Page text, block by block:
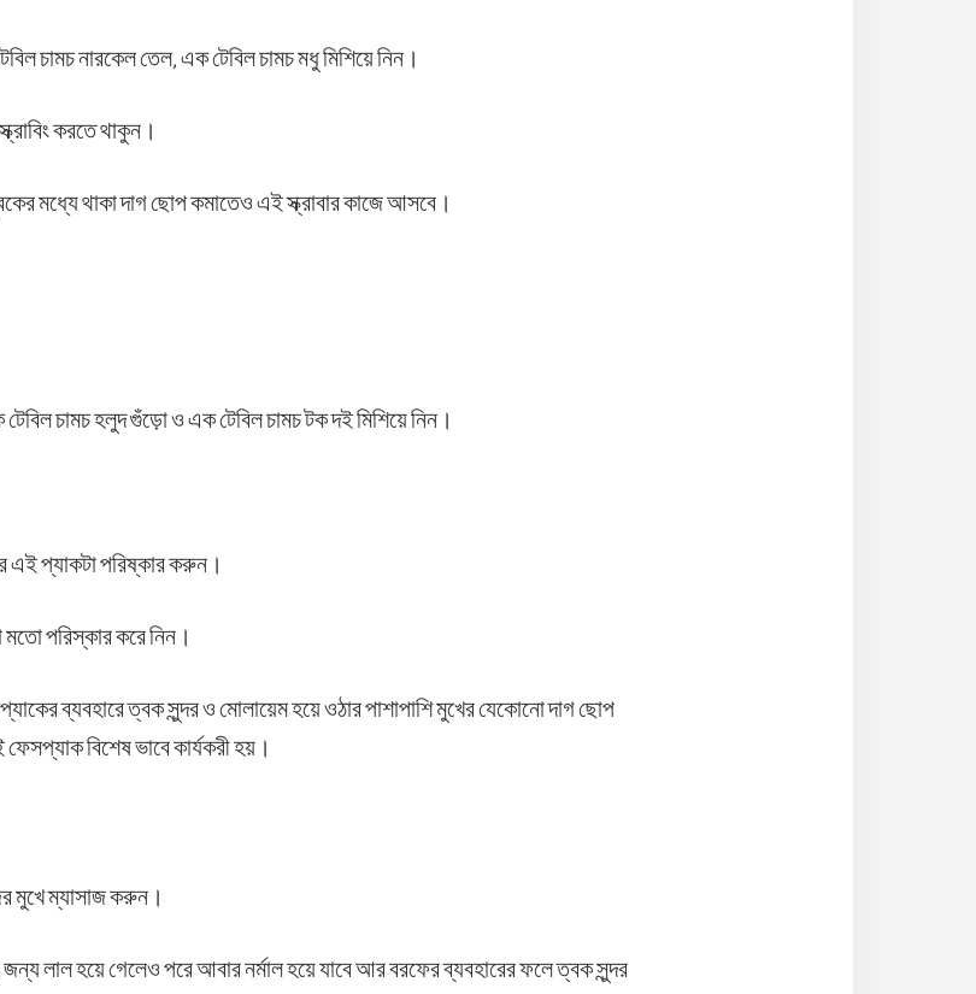
চামচ নারকেল তেল, এক টেবিল চামচ মধু মিশিয়ে নিন।
করতে থাকুন।
মধ্যে থাকা দাগ ছোপ কমাতেও এই স্ক্রাবার কাজে আসবে।
চামচ হলুদ গুঁড়ো ও এক টেবিল চামচ টক দই মিশিয়ে নিন।
এই প্যাকটা পরিষ্কার করুন।
পরিস্কার করে নিন।
ব্যবহারে ত্বক সুন্দর ও মোলায়েম হয়ে ওঠার পাশাপাশি মুখের যেকোনো দাগ ছোপ
বিশেষ ভাবে কার্যকরী হয়।
মুখে ম্যাসাজ করুন।
লাল হয়ে গেলেও পরে আবার নর্মাল হয়ে যাবে আর বরফের ব্যবহারের ফলে ত্বক সুন্দর